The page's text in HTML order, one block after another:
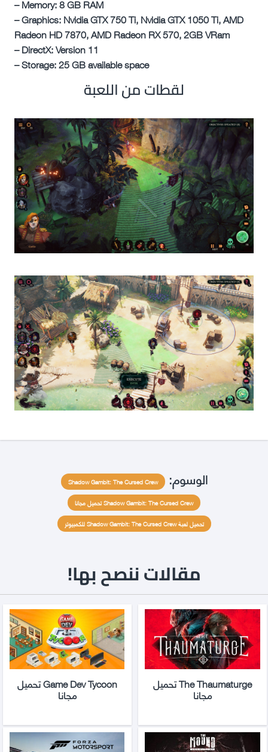
– Memory: 8 GB RAM
– Graphics: Nvidia GTX 750 Ti, Nvidia GTX 1050 Ti, AMD
Radeon HD 7870, AMD Radeon RX 570, 2GB VRam
– DirectX: Version 11
– Storage: 25 GB available space
لقطات من اللعبة
الوسوم: Shadow Gambit: The Cursed Crew
Shadow Gambit: The Cursed Crew تحميل مجانا
تحميل لعبة Shadow Gambit: The Cursed Crew للكمبيوتر
مقالات ننصح بها!
The Thaumaturge تحميل
مجانا
Game Dev Tycoon تحميل
مجانا